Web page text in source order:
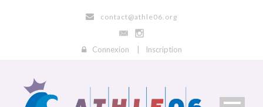
contact@athle06.org
Connexion Inscription